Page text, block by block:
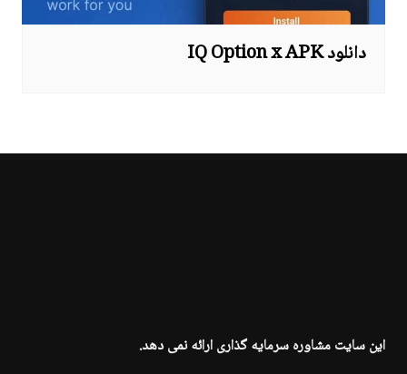
دانلود IQ Option x APK
این سایت مشاوره سرمایه گذاری ارائه نمی دهد.